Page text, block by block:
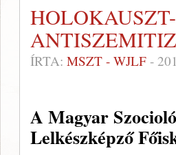
ÍRTA: MSZT - WJLF -
A Magyar
Lelkészképző